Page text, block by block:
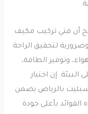
فني تركيب مكيف
لتحقيق الراحة
وتوفير الطاقة،
إن اختيار
بالرياض يضمن
بأعلى جودة